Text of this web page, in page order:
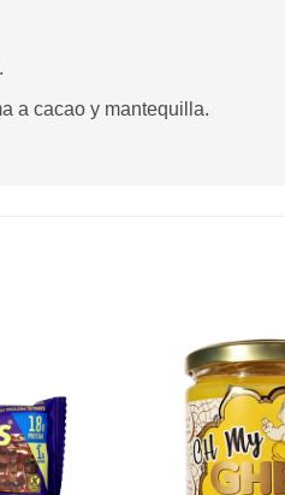
.
a cacao y mantequilla.